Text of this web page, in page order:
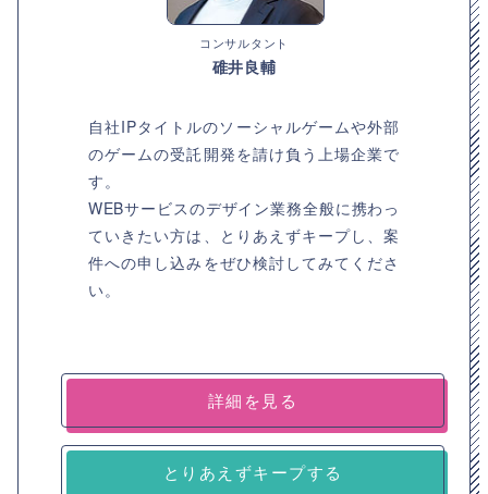
コンサルタント
碓井良輔
自社IPタイトルのソーシャルゲームや外部
のゲームの受託開発を請け負う上場企業で
す。
WEBサービスのデザイン業務全般に携わっ
ていきたい方は、とりあえずキープし、案
件への申し込みをぜひ検討してみてくださ
い。
詳細を見る
とりあえずキープする